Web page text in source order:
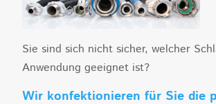
Sie sind sich nicht sicher, welcher
Anwendung geeignet ist?
Wir konfektionieren für Sie die